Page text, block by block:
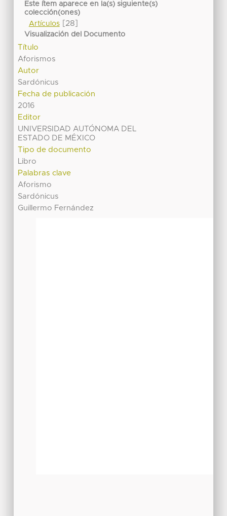
Este ítem aparece en la(s) siguiente(s)
colección(ones)
Artículos[28]
Visualización del Documento
Título
Aforismos
Autor
Sardónicus
Fecha de publicación
2016
Editor
UNIVERSIDAD AUTÓNOMA DEL
ESTADO DE MÉXICO
Tipo de documento
Libro
Palabras clave
Aforismo
Sardónicus
Guillermo Fernández